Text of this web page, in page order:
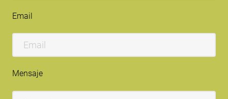
Email
Mensaje